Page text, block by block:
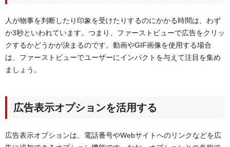
人が物事を判断したり印象を受けたりするのにかかる時間は、わず
か3秒といわれています。つまり、ファーストビューで広告をクリッ
クするかどうかが決まるのです。動画やGIF画像を使用する場合
は、ファーストビューでユーザーにインパクトを与えて注目を集め
ましょう。
広告表示オプションを活用する
広告表示オプションは、電話番号やWebサイトへのリンクなどを広